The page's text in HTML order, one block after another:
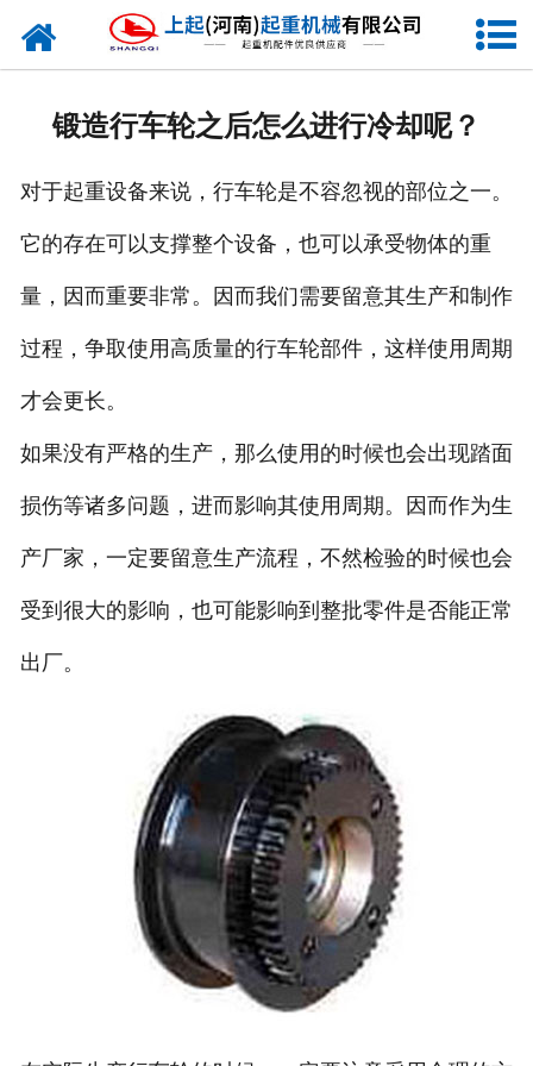
网站首页
资质证书
联系我们
锻造行车轮之后怎么进行冷却呢？
对于起重设备来说，行车轮是不容忽视的部位之一。
它的存在可以支撑整个设备，也可以承受物体的重
量，因而重要非常。因而我们需要留意其生产和制作
过程，争取使用高质量的行车轮部件，这样使用周期
才会更长。
如果没有严格的生产，那么使用的时候也会出现踏面
损伤等诸多问题，进而影响其使用周期。因而作为生
产厂家，一定要留意生产流程，不然检验的时候也会
受到很大的影响，也可能影响到整批零件是否能正常
出厂。